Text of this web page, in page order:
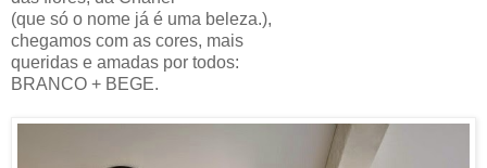
(que só o nome já é uma beleza.),
chegamos com as cores, mais
queridas e amadas por todos:
BRANCO + BEGE.